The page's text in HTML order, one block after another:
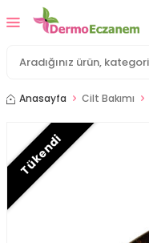
Anasayfa Cilt Bakımı
Tükendi